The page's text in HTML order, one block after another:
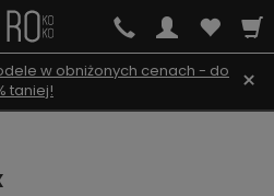
w obniżonych cenach - do
taniej!
×